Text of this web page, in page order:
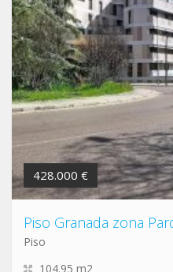
428.000 €
Piso Granada zona
Piso
104.95 m2